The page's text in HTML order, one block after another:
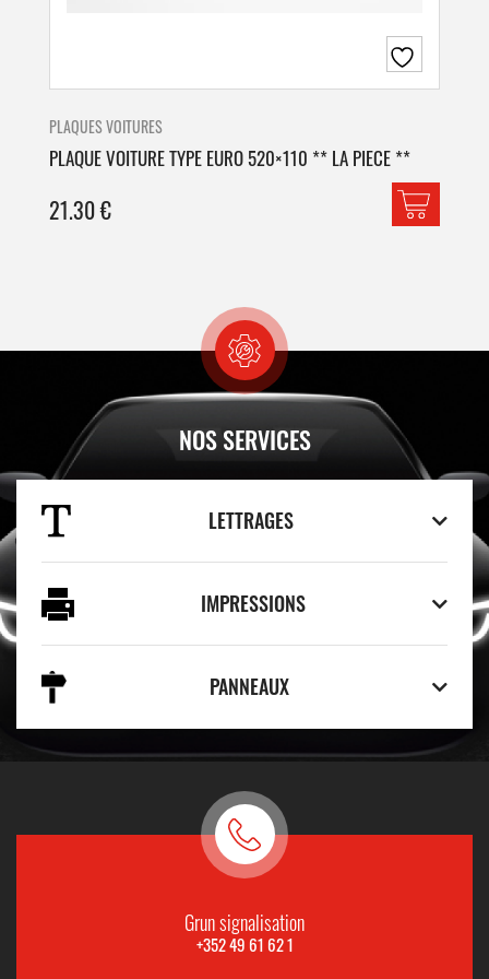
PLAQUES VOITURES
PLAQUE VOITURE TYPE EURO 520×110 ** LA PIECE **
21.30€
NOS SERVICES
LETTRAGES
IMPRESSIONS
PANNEAUX
Grun signalisation
+352 49 61 62 1